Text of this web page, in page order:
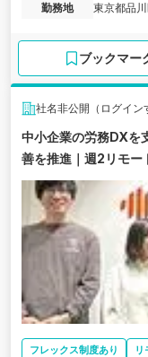
勤務地
東京都品
ブックマー
社名非公開（ログイン
中小企業の労務DXを
善を推進｜週2リモー
フレックス制度あり リ